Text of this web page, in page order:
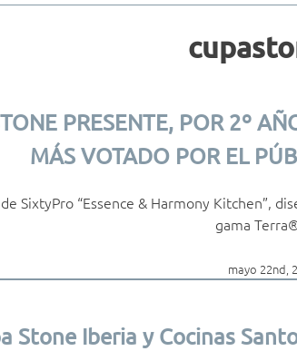
PRESENTE, POR 2º
MÁS VOTADO POR EL
SixtyPro “Essence & Harmony Kitchen”,
gama
mayo 22nd,
Stone Iberia y Cocinas